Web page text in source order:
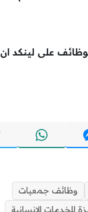
على لينكد ان
وظائف جمعيات
للخدمات الإنسانية